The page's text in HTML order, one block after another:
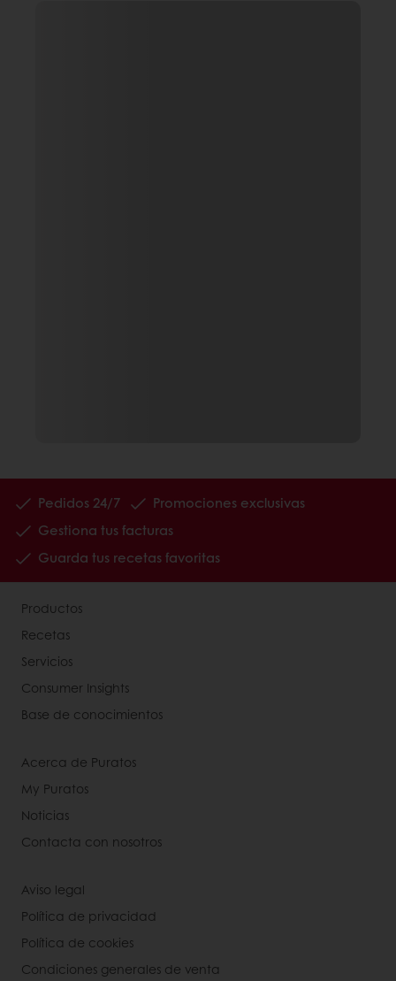
Pedidos 24/7
Promociones exclusivas
Gestiona tus facturas
Guarda tus recetas favoritas
Productos
Recetas
Servicios
Consumer Insights
Base de conocimientos
Acerca de Puratos
My Puratos
Noticias
Contacta con nosotros
Aviso legal
Política de privacidad
Política de cookies
Condiciones generales de venta